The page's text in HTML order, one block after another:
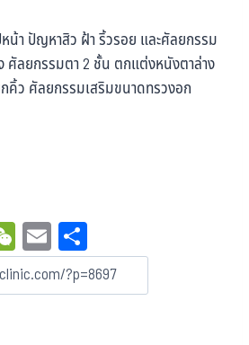
น้า ปัญหาสิว ฝ้า ริ้วรอย และศัลยกรรม
ศัลยกรรมตา 2 ชั้น ตกแต่งหนังตาล่าง
คิ้ว ศัลยกรรมเสริมขนาดทรวงอก
W
eC
ha
E
m
ail
ar
e